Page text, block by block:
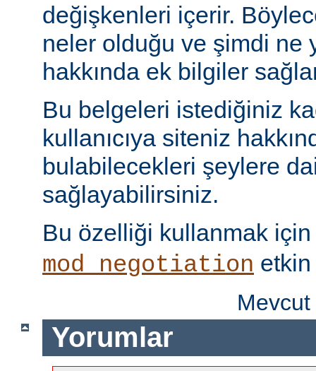
değişkenleri içerir.
neler olduğu ve şimdi ne
hakkında ek bilgiler
Bu belgeleri istediğiniz
kullanıcıya siteniz
bulabilecekleri şeylere
sağlayabilirsiniz.
Bu özelliği kullanmak
mod_negotiation etkin
Yorumlar